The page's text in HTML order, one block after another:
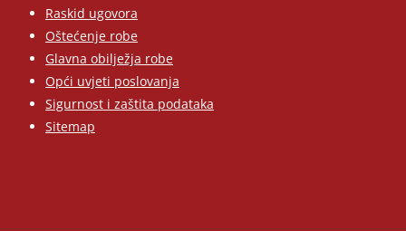
Raskid ugovora
Oštećenje robe
Glavna obilježja robe
Opći uvjeti poslovanja
Sigurnost i zaštita podataka
Sitemap